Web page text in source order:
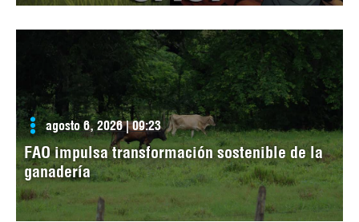
agosto 6, 2026 | 09:23
FAO impulsa transformación sostenible de la
ganadería